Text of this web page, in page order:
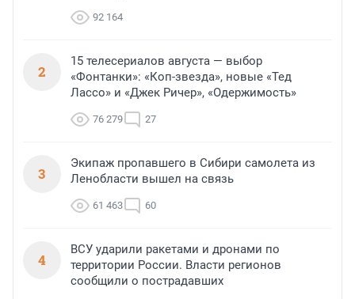
92 164
2
15 телесериалов августа — выбор
«Фонтанки»: «Коп-звезда», новые «Тед
Лассо» и «Джек Ричер», «Одержимость»
76 279 27
3
Экипаж пропавшего в Сибири самолета из
Ленобласти вышел на связь
61 463 60
4
ВСУ ударили ракетами и дронами по
территории России. Власти регионов
сообщили о пострадавших